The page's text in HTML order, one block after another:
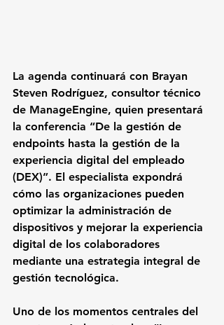
La agenda continuará con Brayan
Steven Rodríguez, consultor técnico
de ManageEngine, quien presentará
la conferencia “De la gestión de
endpoints hasta la gestión de la
experiencia digital del empleado
(DEX)”. El especialista expondrá
cómo las organizaciones pueden
optimizar la administración de
dispositivos y mejorar la experiencia
digital de los colaboradores
mediante una estrategia integral de
gestión tecnológica.
Uno de los momentos centrales del